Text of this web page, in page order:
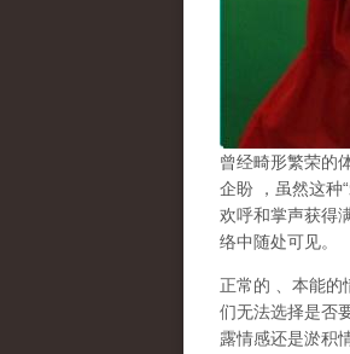
曾经畸形繁荣的
企盼
，虽然这种“
欢呼和掌声获得
络中随处可见。
正常的 、本能
们无法选择是否
露情感还是淤积